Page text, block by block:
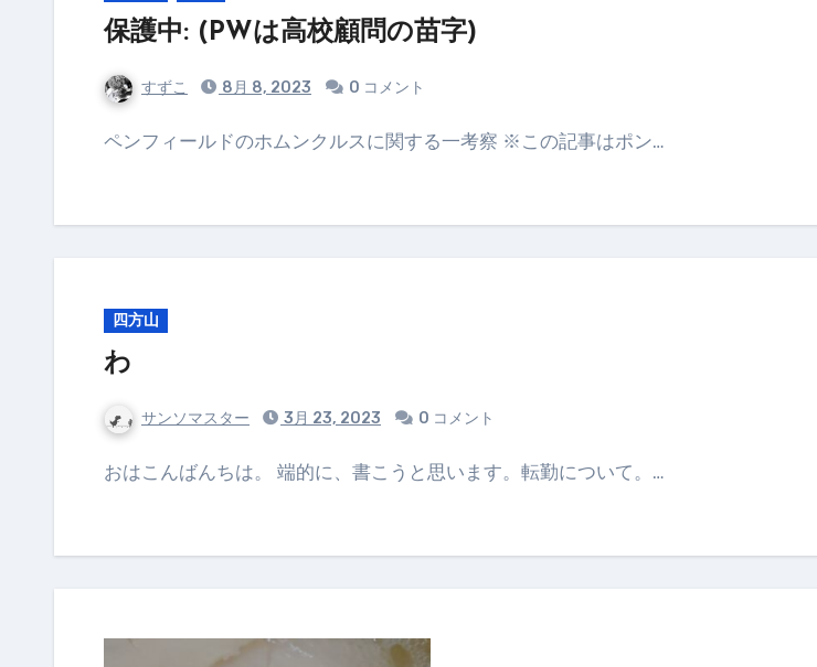
保護中: (PWは高校顧問の苗字)
すずこ 8月 8, 2023 0 コメント
ペンフィールドのホムンクルスに関する一考察 ※この記事はポン…
四方山
わ
サンソマスター 3月 23, 2023 0 コメント
おはこんばんちは。 端的に、書こうと思います。転勤について。…